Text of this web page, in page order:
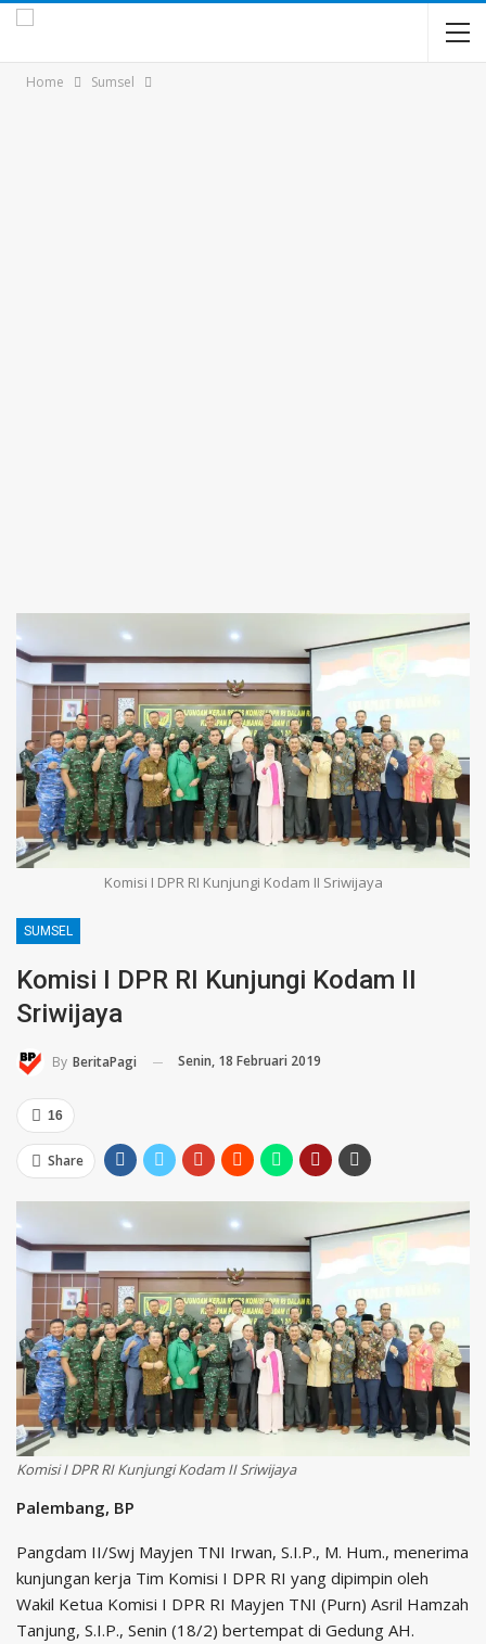
Home Sumsel
Komisi I DPR RI Kunjungi Kodam II Sriwijaya
SUMSEL
Komisi I DPR RI Kunjungi Kodam II
Sriwijaya
By BeritaPagi Senin, 18 Februari 2019
16
Share
Komisi I DPR RI Kunjungi Kodam II Sriwijaya
Palembang, BP
Pangdam II/Swj Mayjen TNI Irwan, S.I.P., M. Hum., menerima
kunjungan kerja Tim Komisi I DPR RI yang dipimpin oleh
Wakil Ketua Komisi I DPR RI Mayjen TNI (Purn) Asril Hamzah
Tanjung, S.I.P., Senin (18/2) bertempat di Gedung AH.